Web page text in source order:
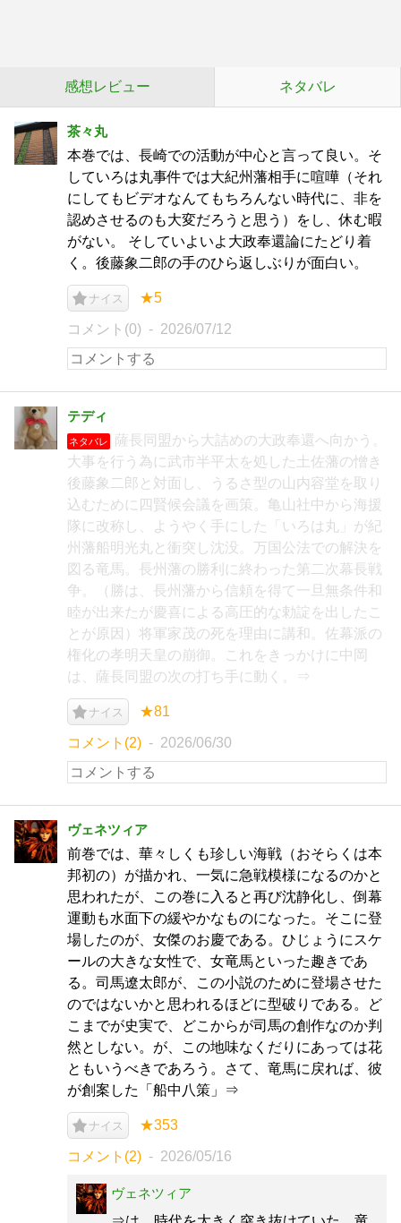
感想レビュー ネタバレ
茶々丸
本巻では、長崎での活動が中心と言って良い。そ
していろは丸事件では大紀州藩相手に喧嘩（それ
にしてもビデオなんてもちろんない時代に、非を
認めさせるのも大変だろうと思う）をし、休む暇
がない。 そしていよいよ大政奉還論にたどり着
く。後藤象二郎の手のひら返しぶりが面白い。
ナイス ★5
コメント(0) 2026/07/12
テディ
ネタバレ
薩長同盟から大詰めの大政奉還へ向かう。
大事を行う為に武市半平太を処した土佐藩の憎き
後藤象二郎と対面し、うるさ型の山内容堂を取り
込むために四賢候会議を画策。亀山社中から海援
隊に改称し、ようやく手にした「いろは丸」が紀
州藩船明光丸と衝突し沈没。万国公法での解決を
図る竜馬。長州藩の勝利に終わった第二次幕長戦
争。（勝は、長州藩から信頼を得て一旦無条件和
睦が出来たが慶喜による高圧的な勅諚を出したこ
とが原因）将軍家茂の死を理由に講和。佐幕派の
権化の孝明天皇の崩御。これをきっかけに中岡
は、薩長同盟の次の打ち手に動く。⇒
ナイス ★81
コメント(2) 2026/06/30
ヴェネツィア
前巻では、華々しくも珍しい海戦（おそらくは本
邦初の）が描かれ、一気に急戦模様になるのかと
思われたが、この巻に入ると再び沈静化し、倒幕
運動も水面下の緩やかなものになった。そこに登
場したのが、女傑のお慶である。ひじょうにスケ
ールの大きな女性で、女竜馬といった趣きであ
る。司馬遼󠄁太郎が、この小説のために登場させた
のではないかと思われるほどに型破りである。ど
こまでが史実で、どこからが司馬の創作なのか判
然としない。が、この地味なくだりにあっては花
ともいうべきであろう。さて、竜馬に戻れば、彼
が創案した「船中八策」⇒
ナイス ★353
コメント(2) 2026/05/16
ヴェネツィア